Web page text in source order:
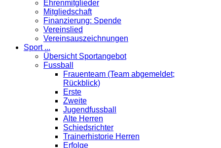
Ehrenmitglieder
Mitgliedschaft
Finanzierung: Spende
Vereinslied
Vereinsauszeichnungen
Sport ...
Übersicht Sportangebot
Fussball
Frauenteam (Team abgemeldet;
Rückblick)
Erste
Zweite
Jugendfussball
Alte Herren
Schiedsrichter
Trainerhistorie Herren
Erfolge